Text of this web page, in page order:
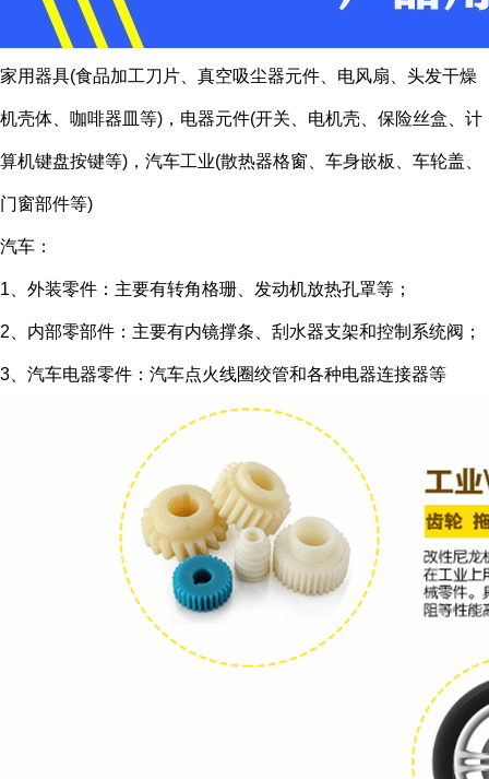
家用器具(食品加工刀片、真空吸尘器元件、电风扇、头发干燥
机壳体、咖啡器皿等)，电器元件(开关、电机壳、保险丝盒、计
算机键盘按键等)，汽车工业(散热器格窗、车身嵌板、车轮盖、
门窗部件等)
汽车：
1、外装零件：主要有转角格珊、发动机放热孔罩等；
2、内部零部件：主要有内镜撑条、刮水器支架和控制系统阀；
3、汽车电器零件：汽车点火线圈绞管和各种电器连接器等